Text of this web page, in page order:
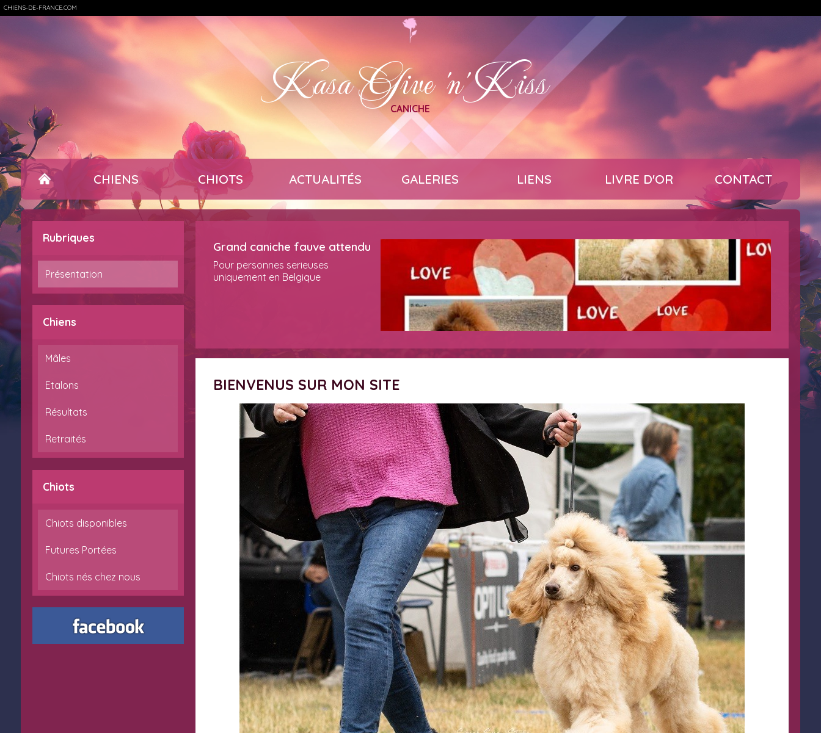
CHIENS-DE-FRANCE.COM
Kasa Give 'n' Kiss
CANICHE
CHIENS CHIOTS ACTUALITÉS GALERIES LIENS LIVRE D'OR CONTACT
Rubriques
Présentation
Chiens
Mâles
Etalons
Résultats
Retraités
Chiots
Chiots disponibles
Futures Portées
Chiots nés chez nous
Grand caniche fauve attendu
Pour personnes serieuses
uniquement en Belgique
BIENVENUS SUR MON SITE